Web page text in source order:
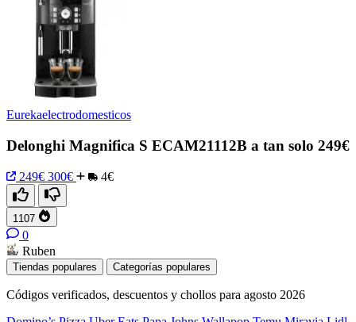
Eurekaelectrodomesticos
Delonghi Magnifica S ECAM21112B a tan solo 249€
249€ 300€ 4€
1107
0
Ruben
Tiendas populares Categorías populares
Códigos verificados, descuentos y chollos para agosto 2026